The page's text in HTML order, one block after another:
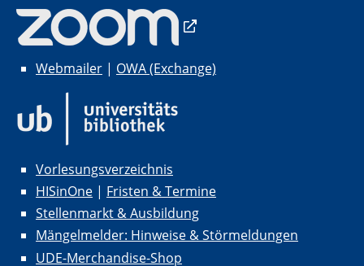
Webmailer | OWA (Exchange)
Vorlesungsverzeichnis
HISinOne | Fristen & Termine
Stellenmarkt & Ausbildung
Mängelmelder: Hinweise & Störmeldungen
UDE-Merchandise-Shop